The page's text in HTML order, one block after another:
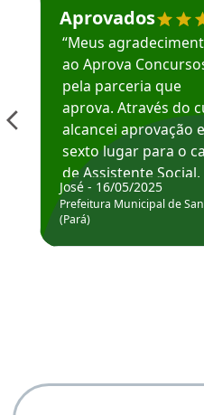
Aprovados
“Meus
ao Aprova
pela parceria que
aprova. Através do
alcancei aprovação
sexto lugar para o
de Assistente Social.
Hoje estou atuando
Prefeitura de
José - 16/05/2025
Prefeitura Municipal de
(Pará)